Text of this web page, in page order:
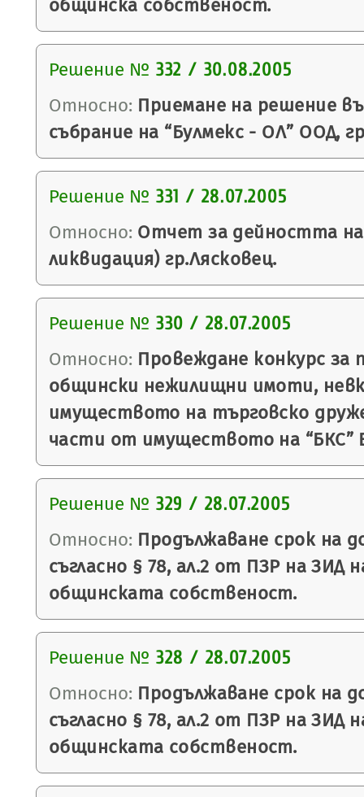
общинска собственост.
Решение № 332 / 30.08.2005
Относно: Приемане на решение
събрание на “Булмекс - ОЛ” ООД,
Решение № 331 / 28.07.2005
Относно: Отчет за дейността
ликвидация) гр.Лясковец.
Решение № 330 / 28.07.2005
Относно: Провеждане конкурс за
общински нежилищни имоти,
имуществото на търговско
части от имуществото на “БКС”
Решение № 329 / 28.07.2005
Относно: Продължаване срок на
съгласно § 78, ал.2 от ПЗР на ЗИД
общинската собственост.
Решение № 328 / 28.07.2005
Относно: Продължаване срок на
съгласно § 78, ал.2 от ПЗР на ЗИД
общинската собственост.